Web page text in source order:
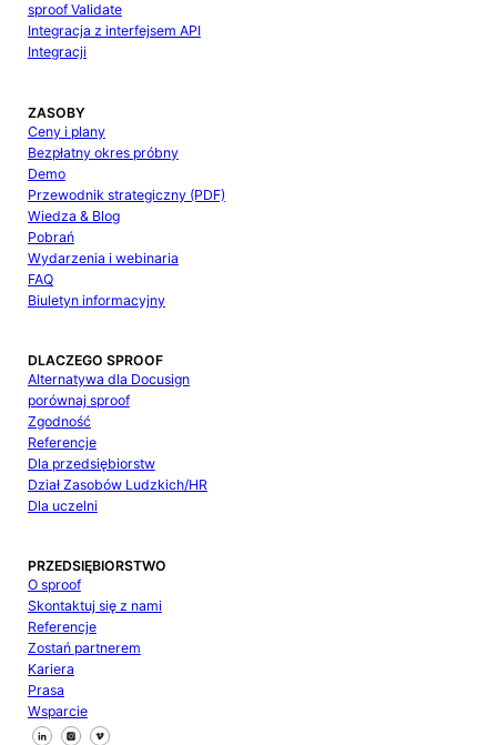
sproof Validate
Integracja z interfejsem API
Integracji
ZASOBY
Ceny i plany
Bezpłatny okres próbny
Demo
Przewodnik strategiczny (PDF)
Wiedza & Blog
Pobrań
Wydarzenia i webinaria
FAQ
Biuletyn informacyjny
DLACZEGO SPROOF
Alternatywa dla Docusign
porównaj sproof
Zgodność
Referencje
Dla przedsiębiorstw
Dział Zasobów Ludzkich/HR
Dla uczelni
PRZEDSIĘBIORSTWO
O sproof
Skontaktuj się z nami
Referencje
Zostań partnerem
Kariera
Prasa
Wsparcie
Śledź nas na Facebooku
Śledź nas na X
Śledź nas na LinkedIn